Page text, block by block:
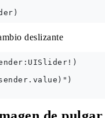
deslizante